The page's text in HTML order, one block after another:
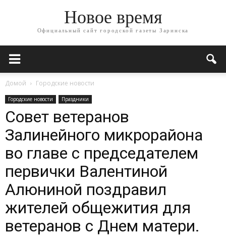
Новое время
Официальный сайт городской газеты Заринска
Домой Городские новости
Городские новости Праздники
Совет ветеранов
Залинейного микрорайона
во главе с председателем
первички Валентиной
Алюниной поздравил
жителей общежития для
ветеранов с Днем матери.